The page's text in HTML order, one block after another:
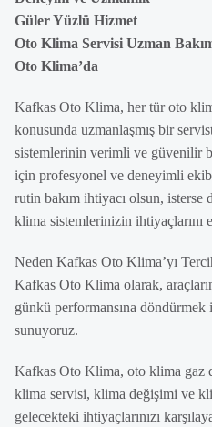
Güler Yüzlü Hizmet
Oto Klima Servisi Uzman
Oto Klima’da
Kafkas Oto Klima, her tür oto
konusunda uzmanlaşmış bir
sistemlerinin verimli ve güvenilir
için profesyonel ve deneyimli
rutin bakım ihtiyacı olsun,
klima sistemlerinizin ihtiyaçlarını
Neden Kafkas Oto Klima’yı
Kafkas Oto Klima olarak,
günkü performansına
sunuyoruz.
Kafkas Oto Klima, oto klima gaz
klima servisi, klima değişimi ve
gelecekteki ihtiyaçlarınızı